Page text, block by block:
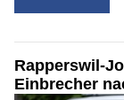
Rapperswil-
Einbrecher